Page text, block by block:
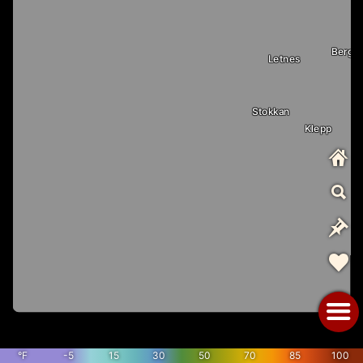
Stokkan
Letnes
Berg
Klepp
°F -5 15 30 50 70 85 100